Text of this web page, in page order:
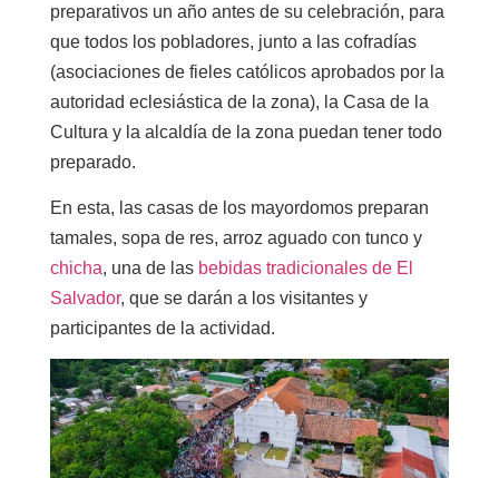
preparativos un año antes de su celebración, para
que todos los pobladores, junto a las cofradías
(asociaciones de fieles católicos aprobados por la
autoridad eclesiástica de la zona), la Casa de la
Cultura y la alcaldía de la zona puedan tener todo
preparado.
En esta, las casas de los mayordomos preparan
tamales, sopa de res, arroz aguado con tunco y
chicha, una de las bebidas tradicionales de El
Salvador, que se darán a los visitantes y
participantes de la actividad.